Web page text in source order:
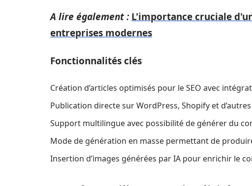
A lire également : L'importance cruciale
entreprises modernes
Fonctionnalités clés
Création d’articles optimisés pour le SEO avec
Publication directe sur WordPress, Shopify et d’autres
Support multilingue avec possibilité de générer du
Mode de génération en masse permettant de
Insertion d’images générées par IA pour enrichir le